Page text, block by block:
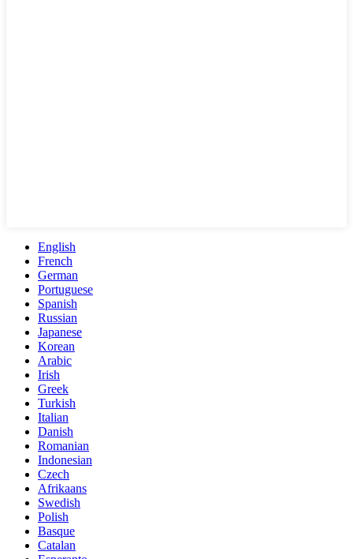
English
French
German
Portuguese
Spanish
Russian
Japanese
Korean
Arabic
Irish
Greek
Turkish
Italian
Danish
Romanian
Indonesian
Czech
Afrikaans
Swedish
Polish
Basque
Catalan